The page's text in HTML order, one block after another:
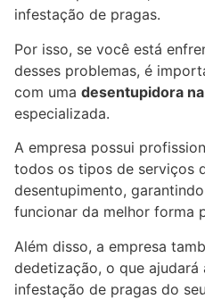
infestação de pragas.
Por isso, se você está
desses problemas, é
com uma desentupidora
especializada.
A empresa possui
todos os tipos de serviços
desentupimento,
funcionar da melhor forma
Além disso, a empresa
dedetização, o que ajudará
infestação de pragas do